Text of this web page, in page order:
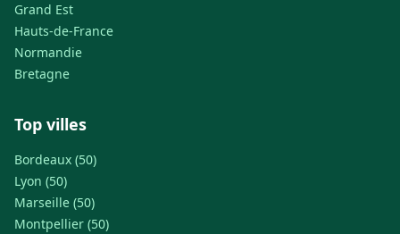
Grand Est
Hauts-de-France
Normandie
Bretagne
Top villes
Bordeaux (50)
Lyon (50)
Marseille (50)
Montpellier (50)